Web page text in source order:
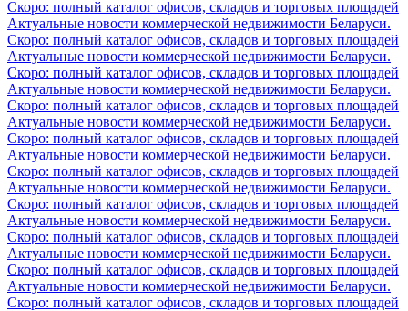
Скоро: полный каталог офисов, складов и торговых площадей
Актуальные новости коммерческой недвижимости Беларуси.
Скоро: полный каталог офисов, складов и торговых площадей
Актуальные новости коммерческой недвижимости Беларуси.
Скоро: полный каталог офисов, складов и торговых площадей
Актуальные новости коммерческой недвижимости Беларуси.
Скоро: полный каталог офисов, складов и торговых площадей
Актуальные новости коммерческой недвижимости Беларуси.
Скоро: полный каталог офисов, складов и торговых площадей
Актуальные новости коммерческой недвижимости Беларуси.
Скоро: полный каталог офисов, складов и торговых площадей
Актуальные новости коммерческой недвижимости Беларуси.
Скоро: полный каталог офисов, складов и торговых площадей
Актуальные новости коммерческой недвижимости Беларуси.
Скоро: полный каталог офисов, складов и торговых площадей
Актуальные новости коммерческой недвижимости Беларуси.
Скоро: полный каталог офисов, складов и торговых площадей
Актуальные новости коммерческой недвижимости Беларуси.
Скоро: полный каталог офисов, складов и торговых площадей